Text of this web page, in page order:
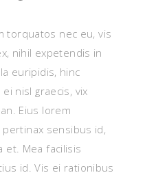
torquatos nec eu, vis
nihil expetendis in
euripidis, hinc
nisl graecis, vix
Eius lorem
sensibus id,
et. Mea facilisis
id. Vis ei rationibus